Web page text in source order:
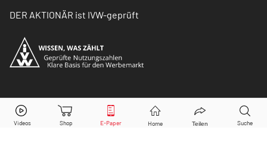
Deutsche BankAktie jetzt handeln?
DER AKTIONÄR ist IVW-geprüft
© Copyright 2026 Börsenmedien AG. Alle Rechte